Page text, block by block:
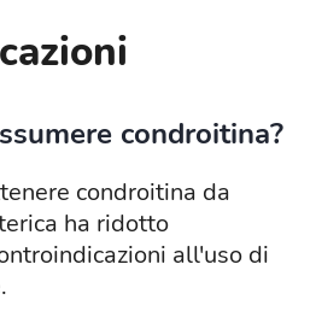
condroitina?
condroitina da
ha ridotto
all'uso di